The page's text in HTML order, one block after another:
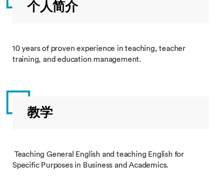
个人简介
10 years of proven experience in teaching, teacher
training, and education management.
教学
Teaching General English and teaching English for
Specific Purposes in Business and Academics.